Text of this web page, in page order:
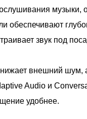
музыки,
обеспечивают
звук под
внешний шум,
Audio и
удобнее.